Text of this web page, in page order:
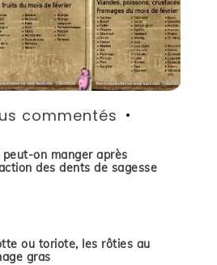
commentés
peut-on manger après
des dents de sagesse
ou toriote, les rôties au
gras